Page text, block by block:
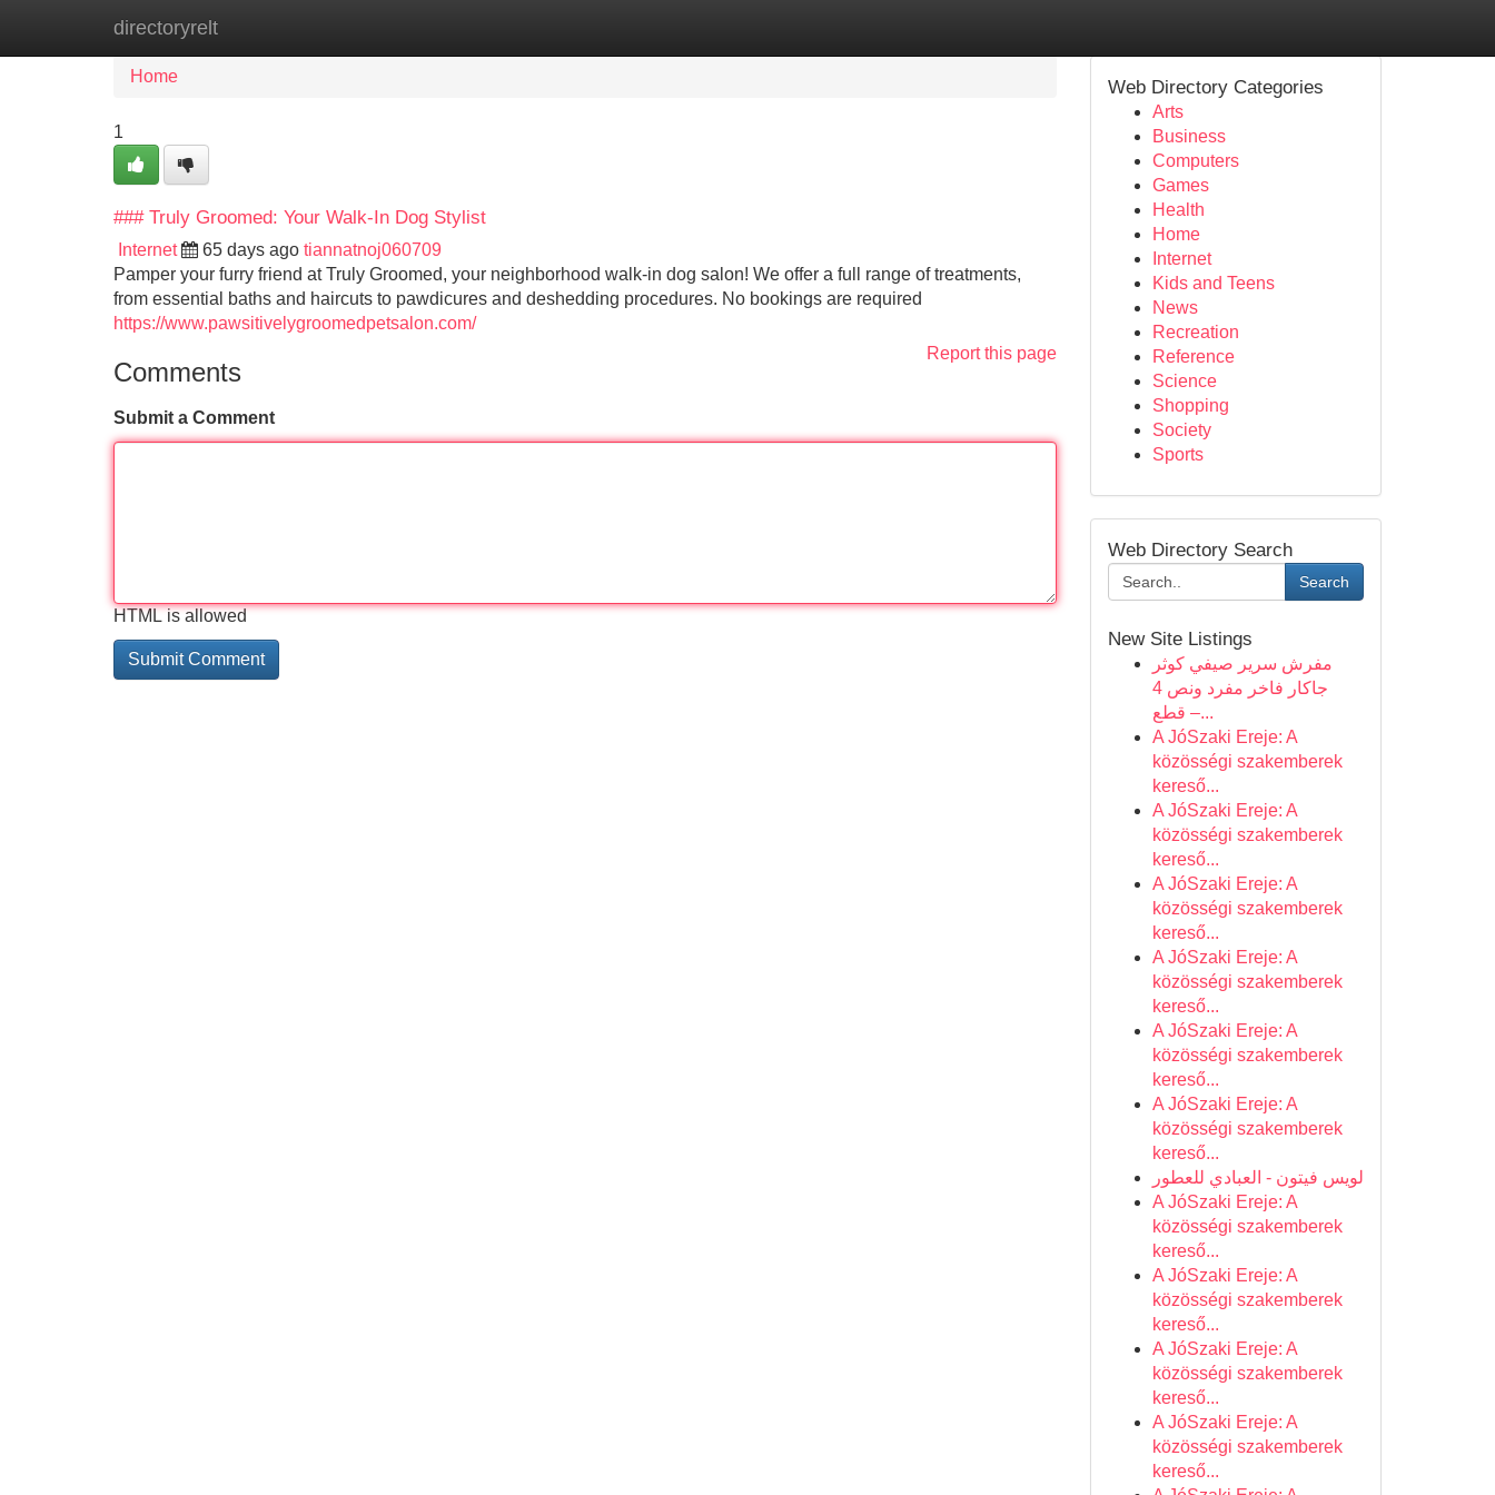
directoryrelt
Home
Home
1
### Truly Groomed: Your Walk-In Dog Stylist
Internet 65 days ago tiannatnoj060709
Pamper your furry friend at Truly Groomed, your neighborhood walk-in dog salon! We offer a full range of treatments,
from essential baths and haircuts to pawdicures and deshedding procedures. No bookings are required
https://www.pawsitivelygroomedpetsalon.com/
Report this page
Comments
Submit a Comment
HTML is allowed
Web Directory Categories
Arts
Business
Computers
Games
Health
Home
Internet
Kids and Teens
News
Recreation
Reference
Science
Shopping
Society
Sports
Web Directory Search
Search
New Site Listings
مفرش سرير صيفي كوثر
جاكار فاخر مفرد ونص 4
قطع –...
A JóSzaki Ereje: A
közösségi szakemberek
kereső...
A JóSzaki Ereje: A
közösségi szakemberek
kereső...
A JóSzaki Ereje: A
közösségi szakemberek
kereső...
A JóSzaki Ereje: A
közösségi szakemberek
kereső...
A JóSzaki Ereje: A
közösségi szakemberek
kereső...
A JóSzaki Ereje: A
közösségi szakemberek
kereső...
لويس فيتون - العبادي للعطور
A JóSzaki Ereje: A
közösségi szakemberek
kereső...
A JóSzaki Ereje: A
közösségi szakemberek
kereső...
A JóSzaki Ereje: A
közösségi szakemberek
kereső...
A JóSzaki Ereje: A
közösségi szakemberek
kereső...